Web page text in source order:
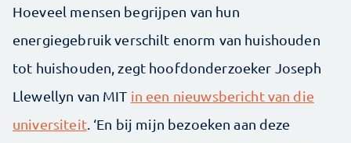
Hoeveel mensen begrijpen van hun
energiegebruik verschilt enorm van huishouden
tot huishouden, zegt hoofdonderzoeker Joseph
Llewellyn van MIT in een nieuwsbericht van die
universiteit. ‘En bij mijn bezoeken aan deze